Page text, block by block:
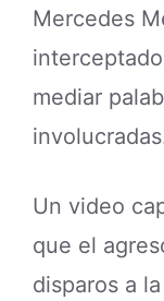
Mercedes
mediar
Un video
que el
disparos a